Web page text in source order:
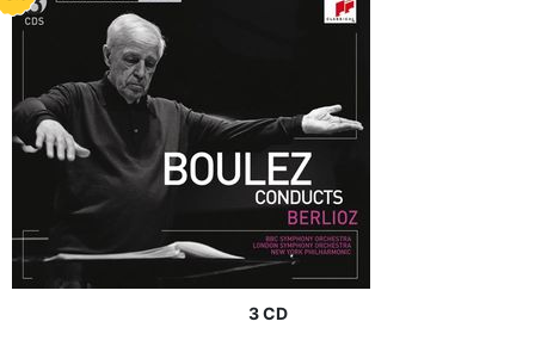
3 CD